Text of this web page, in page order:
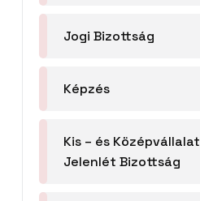
Jogi Bizottság
Képzés
Kis – és
Jelenlét Bizottság